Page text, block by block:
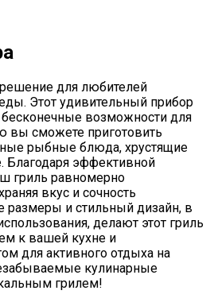
для любителей
Этот удивительный прибор
возможности для
вы сможете приготовить
рыбные блюда, хрустящие
Благодаря эффективной
гриль равномерно
вкус и сочность
размеры и стильный дизайн, в
делают этот гриль
к вашей кухне и
для активного отдыха на
кулинарные
грилем!